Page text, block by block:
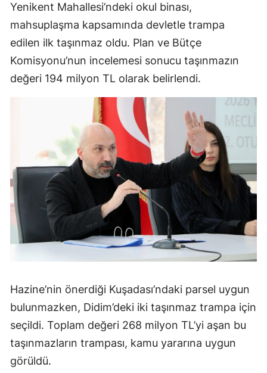
Yenikent Mahallesi’ndeki okul binası,
mahsuplaşma kapsamında devletle trampa
edilen ilk taşınmaz oldu. Plan ve Bütçe
Komisyonu’nun incelemesi sonucu taşınmazın
değeri 194 milyon TL olarak belirlendi.
Hazine’nin önerdiği Kuşadası’ndaki parsel uygun
bulunmazken, Didim’deki iki taşınmaz trampa için
seçildi. Toplam değeri 268 milyon TL’yi aşan bu
taşınmazların trampası, kamu yararına uygun
görüldü.